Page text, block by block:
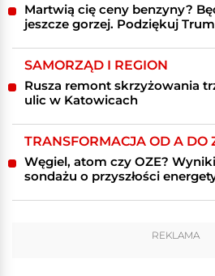
Martwią cię ceny benzyny?
jeszcze gorzej. Podziękuj
SAMORZĄD I REGION
Rusza remont skrzyżowania
ulic w Katowicach
TRANSFORMACJA OD A DO
Węgiel, atom czy OZE? Wyniki
sondażu o przyszłości
REKLAMA